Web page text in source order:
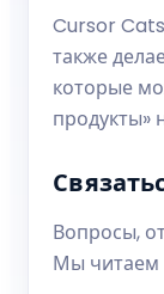
Cursor
также
которые
продукты»
Вопросы,
Мы читаем